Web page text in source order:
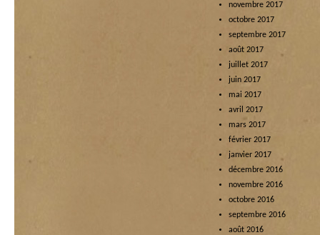
novembre 2017
octobre 2017
septembre 2017
août 2017
juillet 2017
juin 2017
mai 2017
avril 2017
mars 2017
février 2017
janvier 2017
décembre 2016
novembre 2016
octobre 2016
septembre 2016
août 2016